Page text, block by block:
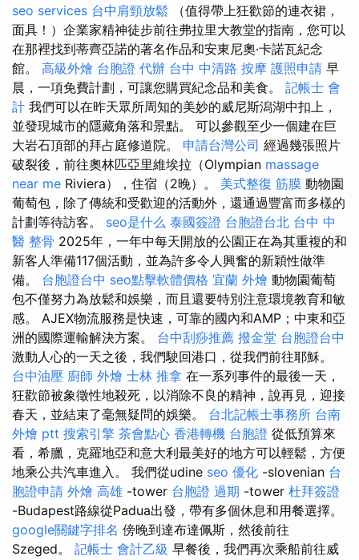
seo services 台中肩頸放鬆 （值得帶上狂歡節的連衣裙，
面具！）企業家精神徒步前往弗拉里大教堂的指南，您可以
在那裡找到蒂齊亞諾的著名作品和安東尼奧·卡諾瓦紀念
館。 高級外燴 台胞證 代辦 台中 中清路 按摩 護照申請 早
晨，一項免費計劃，可讓您購買紀念品和美食。 記帳士 會
計 我們可以在昨天眾所周知的美妙的威尼斯潟湖中扣上，
並發現城市的隱藏角落和景點。 可以參觀至少一個建在巨
大岩石頂部的拜占庭修道院。 申請台灣公司 經過幾張照片
破裂後，前往奧林匹亞里維埃拉（Olympian massage
near me Riviera），住宿（2晚）。 美式整復 筋膜 動物園
葡萄包，除了傳統和受歡迎的活動外，還通過豐富而多樣的
計劃等待訪客。 seo是什么 泰國簽證 台胞證台北 台中 中
醫 整骨 2025年，一年中每天開放的公園正在為其重複的和
新客人準備117個活動，並為許多令人興奮的新穎性做準
備。 台胞證台中 seo點擊軟體價格 宜蘭 外燴 動物園葡萄
包不僅努力為放鬆和娛樂，而且還要特別注意環境教育和敏
感。 AJEX物流服務是快速，可靠的國內和AMP；中東和亞
洲的國際運輸解決方案。 台中刮痧推薦 撥金堂 台胞證台中
激動人心的一天之後，我們駛回港口，從我們前往耶穌。
台中油壓 廚師 外燴 士林 推拿 在一系列事件的最後一天，
狂歡節被象徵性地殺死，以消除不良的精神，說再見，迎接
春天，並結束了毫無疑問的娛樂。 台北記帳士事務所 台南
外燴 ptt 搜索引擎 茶會點心 香港轉機 台胞證 從低預算來
看，希臘，克羅地亞和意大利最美好的地方可以輕鬆，方便
地乘公共汽車進入。 我們從udine seo 優化 -slovenian 台
胞證申請 外燴 高雄 -tower 台胞證 過期 -tower 杜拜簽證
-Budapest路線從Padua出發，帶有多個休息和用餐選擇。
google關鍵字排名 傍晚到達布達佩斯，然後前往
Szeged。 記帳士 會計乙級 早餐後，我們再次乘船前往威